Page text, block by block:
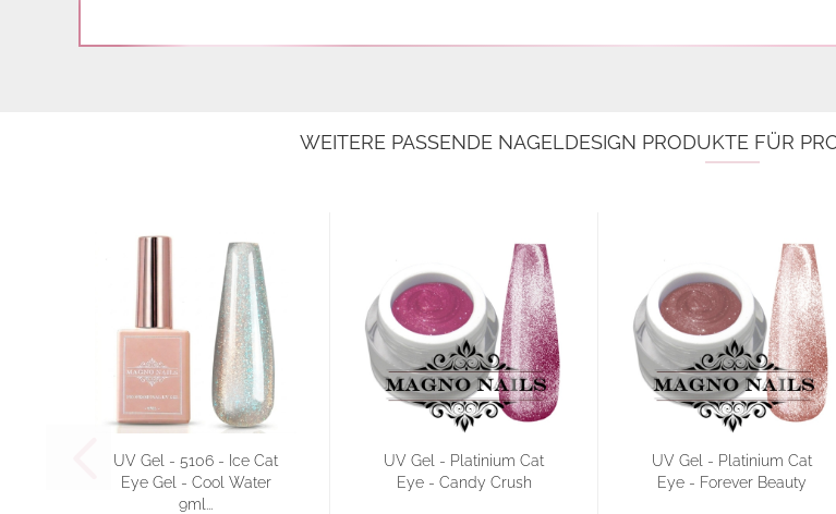
WEITERE PASSENDE NAGELDESIGN PRODUKTE FÜR
UV Gel - 5106 - Ice Cat
Eye Gel - Cool Water
9ml...
UV Gel - Platinium Cat
Eye - Candy Crush
UV Gel - Platinium Cat
Eye - Forever Beauty